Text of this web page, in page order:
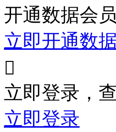
开通数据会
立即开通数

立即登录，
立即登录